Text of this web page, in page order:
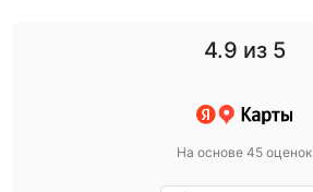
4.9 из 5
На основе 45 оценок